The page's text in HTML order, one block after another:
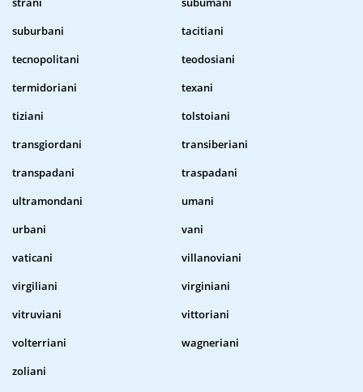
suburbani
tacitiani
tecnopolitani
teodosiani
termidoriani
texani
tiziani
tolstoiani
transgiordani
transiberiani
transpadani
traspadani
ultramondani
umani
urbani
vani
vaticani
villanoviani
virgiliani
virginiani
vitruviani
vittoriani
volterriani
wagneriani
zoliani